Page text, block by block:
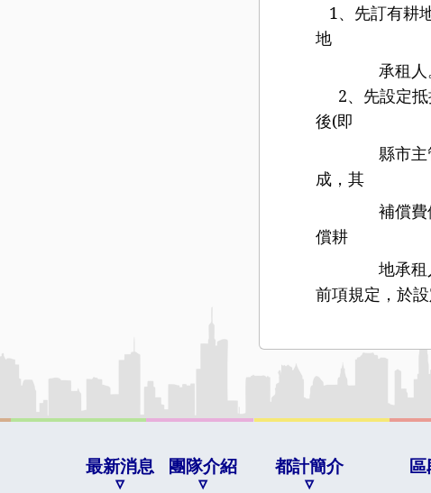
1 、先訂有耕
地
承租人
2、先設定
後(即
縣市主管機
成，其
補償費依
償耕
地承租人，
前項規定，於
最新消息 團隊介紹 都計簡介